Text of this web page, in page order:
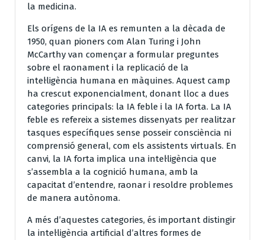
la medicina.
Els orígens de la IA es remunten a la dècada de
1950, quan pioners com Alan Turing i John
McCarthy van començar a formular preguntes
sobre el raonament i la replicació de la
intel·ligència humana en màquines. Aquest camp
ha crescut exponencialment, donant lloc a dues
categories principals: la IA feble i la IA forta. La IA
feble es refereix a sistemes dissenyats per realitzar
tasques específiques sense posseir consciència ni
comprensió general, com els assistents virtuals. En
canvi, la IA forta implica una intel·ligència que
s’assembla a la cognició humana, amb la
capacitat d’entendre, raonar i resoldre problemes
de manera autònoma.
A més d’aquestes categories, és important distingir
la intel·ligència artificial d’altres formes de